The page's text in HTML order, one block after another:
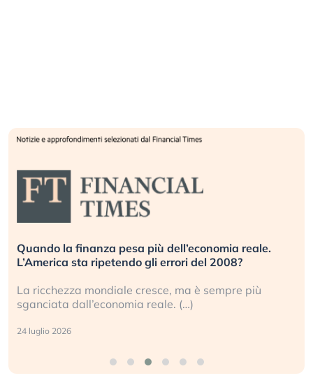
Quando la finanza pesa più dell’economia reale.
L’America sta ripetendo gli errori del 2008?
La ricchezza mondiale cresce, ma è sempre più
sganciata dall’economia reale. (…)
24 luglio 2026